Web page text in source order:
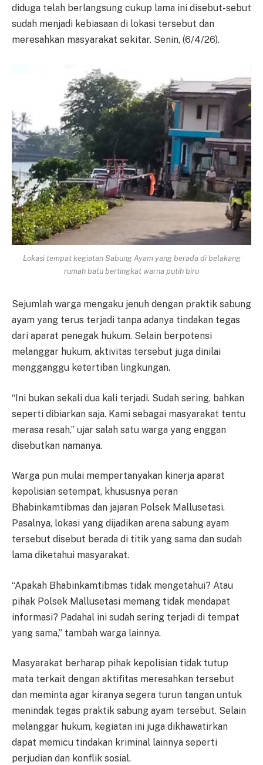
diduga telah berlangsung cukup lama ini disebut-sebut
sudah menjadi kebiasaan di lokasi tersebut dan
meresahkan masyarakat sekitar. Senin, (6/4/26).
Lokasi tempat kegiatan Sabung Ayam yang berada di belakang
rumah batu bertingkat warna putih biru
Sejumlah warga mengaku jenuh dengan praktik sabung
ayam yang terus terjadi tanpa adanya tindakan tegas
dari aparat penegak hukum. Selain berpotensi
melanggar hukum, aktivitas tersebut juga dinilai
mengganggu ketertiban lingkungan.
“Ini bukan sekali dua kali terjadi. Sudah sering, bahkan
seperti dibiarkan saja. Kami sebagai masyarakat tentu
merasa resah,” ujar salah satu warga yang enggan
disebutkan namanya.
Warga pun mulai mempertanyakan kinerja aparat
kepolisian setempat, khususnya peran
Bhabinkamtibmas dan jajaran Polsek Mallusetasi.
Pasalnya, lokasi yang dijadikan arena sabung ayam
tersebut disebut berada di titik yang sama dan sudah
lama diketahui masyarakat.
“Apakah Bhabinkamtibmas tidak mengetahui? Atau
pihak Polsek Mallusetasi memang tidak mendapat
informasi? Padahal ini sudah sering terjadi di tempat
yang sama,” tambah warga lainnya.
Masyarakat berharap pihak kepolisian tidak tutup
mata terkait dengan aktifitas meresahkan tersebut
dan meminta agar kiranya segera turun tangan untuk
menindak tegas praktik sabung ayam tersebut. Selain
melanggar hukum, kegiatan ini juga dikhawatirkan
dapat memicu tindakan kriminal lainnya seperti
perjudian dan konflik sosial.